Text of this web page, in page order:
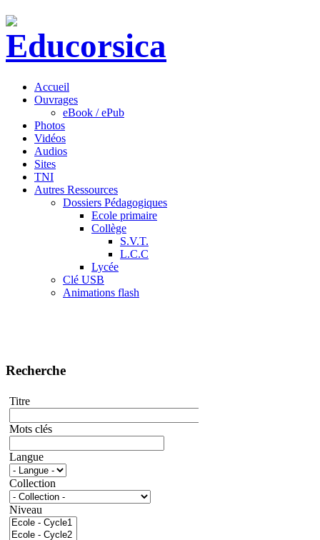
Accueil
Ouvrages
eBook / ePub
Photos
Vidéos
Audios
Sites
TNI
Autres Ressources
Dossiers Pédagogiques
Ecole primaire
Collège
S.V.T.
L.C.C
Lycée
Clé USB
Animations flash
Recherche
Titre
Mots clés
Langue
Collection
Niveau